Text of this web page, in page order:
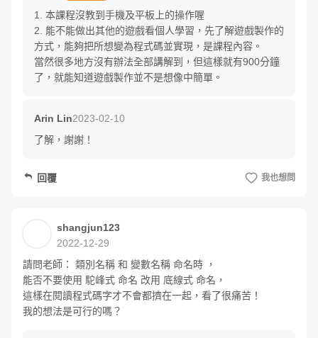
單元 5 - Player 與 Animator 匹配 - 程式與動畫做連結
單元 6 - 動畫與控制做調整
章節四：敵人系統 - AI
在 3D 遊戲設計中少不了的是怪物的巡邏自動系統，不同於
普通的巡路系統，老師增加了巡邏模式以及可視化方法，讓
1. 本課程沒教到手機及平板上的操作喔
2. 能不能做出其他的遊戲看個人學習，先了解遊戲製作的
方式，能夠把所想變為程式碼並實現，是課程內容。
當然很多地方沒有辦法全部講解到，但這樣就有900分鐘
了，就能知道遊戲製作並不是想像中簡單。
Arin Lin2023-02-10
了解，謝謝！
回覆 我也想問
shangjun123
2022-12-29
請問老師： 類別名稱 和 變數名稱 命名時 ，
能否不要使用 駝峰式 命名 改用 底線式 命名，
這樣在閱讀程式碼字才不會都擠在一起，看了很痛苦！
我的想法是可行的嗎？